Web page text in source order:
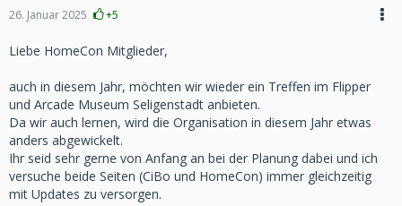
26. Januar 2025 +5
Liebe HomeCon Mitglieder,
auch in diesem Jahr, möchten wir wieder ein Treffen im Flipper
und Arcade Museum Seligenstadt anbieten.
Da wir auch lernen, wird die Organisation in diesem Jahr etwas
anders abgewickelt.
Ihr seid sehr gerne von Anfang an bei der Planung dabei und ich
versuche beide Seiten (CiBo und HomeCon) immer gleichzeitig
mit Updates zu versorgen.